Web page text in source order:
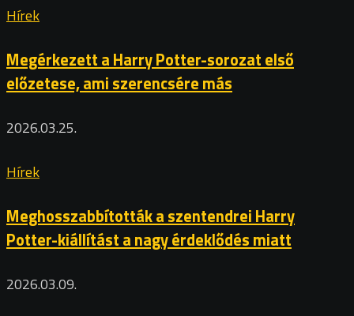
Hírek
Megérkezett a Harry Potter-sorozat első
előzetese, ami szerencsére más
2026.03.25.
Hírek
Meghosszabbították a szentendrei Harry
Potter-kiállítást a nagy érdeklődés miatt
2026.03.09.